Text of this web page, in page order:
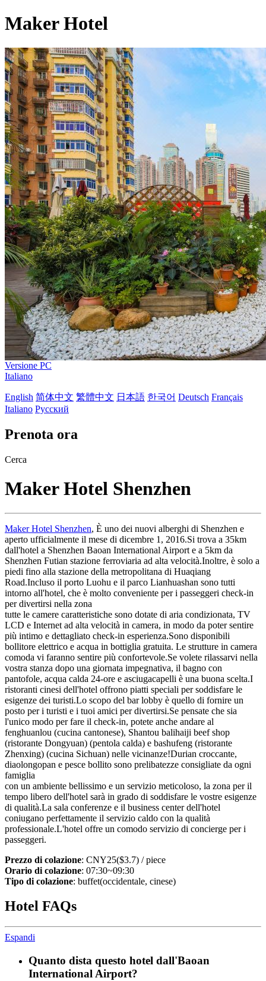
Maker Hotel
Versione PC
Italiano
English 简体中文 繁體中文 日本語 한국어 Deutsch Français
Italiano Русский
Prenota ora
Cerca
Maker Hotel Shenzhen
Maker Hotel Shenzhen, È uno dei nuovi alberghi di Shenzhen e
aperto ufficialmente il mese di dicembre 1, 2016.Si trova a 35km
dall'hotel a Shenzhen Baoan International Airport e a 5km da
Shenzhen Futian stazione ferroviaria ad alta velocità.Inoltre, è solo a
piedi fino alla stazione della metropolitana di Huaqiang
Road.Incluso il porto Luohu e il parco Lianhuashan sono tutti
intorno all'hotel, che è molto conveniente per i passeggeri check-in
per divertirsi nella zona
tutte le camere caratteristiche sono dotate di aria condizionata, TV
LCD e Internet ad alta velocità in camera, in modo da poter sentire
più intimo e dettagliato check-in esperienza.Sono disponibili
bollitore elettrico e acqua in bottiglia gratuita. Le strutture in camera
comoda vi faranno sentire più confortevole.Se volete rilassarvi nella
vostra stanza dopo una giornata impegnativa, il bagno con
pantofole, acqua calda 24-ore e asciugacapelli è una buona scelta.I
ristoranti cinesi dell'hotel offrono piatti speciali per soddisfare le
esigenze dei turisti.Lo scopo del bar lobby è quello di fornire un
posto per i turisti e i tuoi amici per divertirsi.Se pensate che sia
l'unico modo per fare il check-in, potete anche andare al
fenghuanlou (cucina cantonese), Shantou balihaiji beef shop
(ristorante Dongyuan) (pentola calda) e bashufeng (ristorante
Zhenxing) (cucina Sichuan) nelle vicinanze!Durian croccante,
diaolongopan e pesce bollito sono prelibatezze consigliate da ogni
famiglia
con un ambiente bellissimo e un servizio meticoloso, la zona per il
tempo libero dell'hotel sarà in grado di soddisfare le vostre esigenze
di qualità.La sala conferenze e il business center dell'hotel
coniugano perfettamente il servizio caldo con la qualità
professionale.L'hotel offre un comodo servizio di concierge per i
passeggeri.
Prezzo di colazione: CNY25($3.7) / piece
Orario di colazione: 07:30~09:30
Tipo di colazione: buffet(occidentale, cinese)
Hotel FAQs
Espandi
Quanto dista questo hotel dall'Baoan
International Airport?